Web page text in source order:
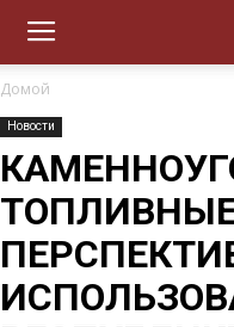
Домой
Новости